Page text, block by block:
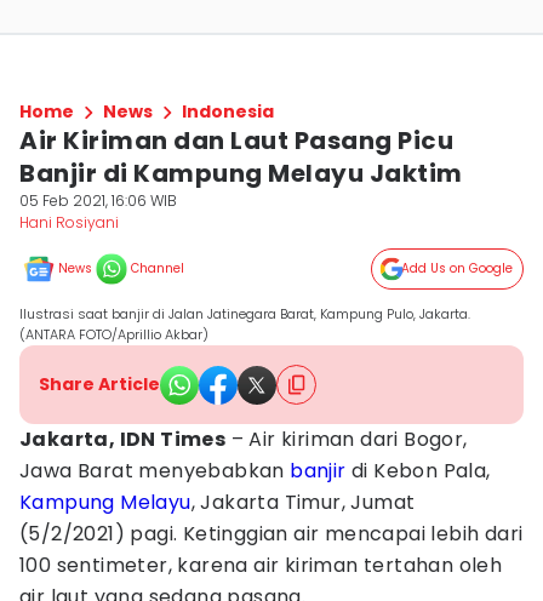
Home News Indonesia
Air Kiriman dan Laut Pasang Picu
Banjir di Kampung Melayu Jaktim
05 Feb 2021, 16:06 WIB
Hani Rosiyani
News Channel Add Us on Google
Ilustrasi saat banjir di Jalan Jatinegara Barat, Kampung Pulo, Jakarta.
(ANTARA FOTO/Aprillio Akbar)
Share Article
Jakarta, IDN Times – Air kiriman dari Bogor,
Jawa Barat menyebabkan banjir di Kebon Pala,
Kampung Melayu, Jakarta Timur, Jumat
(5/2/2021) pagi. Ketinggian air mencapai lebih dari
100 sentimeter, karena air kiriman tertahan oleh